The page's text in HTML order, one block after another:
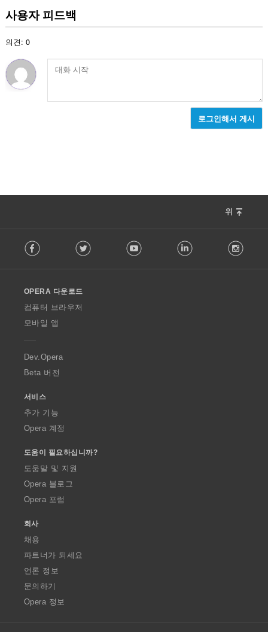
사용자 피드백
의견: 0
로그인해서 게시
위
o
w
O
p
a
Facebook Twitter Youtube LinkedIn
OPERA 다운로드
컴퓨터 브라우저
모바일 앱
Dev.Opera
Beta 버전
서비스
추가 기능
Opera 계정
도움이 필요하십니까?
도움말 및 지원
Opera 블로그
Opera 포럼
회사
채용
파트너가 되세요
언론 정보
문의하기
Opera 정보